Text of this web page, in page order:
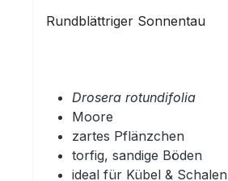
Rundblättriger Sonnentau
Drosera rotundifolia
Moore
zartes Pflänzchen
torfig, sandige Böden
ideal für Kübel & Schalen